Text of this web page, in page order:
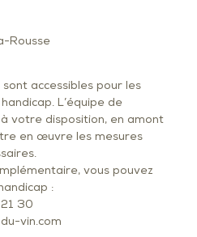
Rousse
accessibles pour les
L’équipe de
votre disposition, en amont
en œuvre les mesures
vous pouvez
:
30
vin.com